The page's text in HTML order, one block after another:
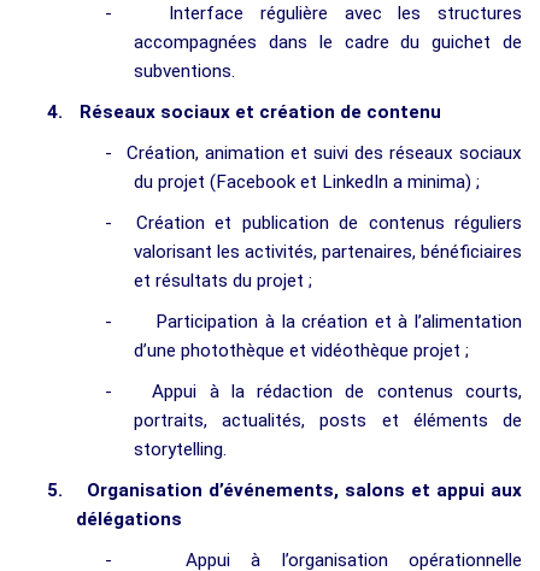
-
Interface régulière avec les structures
accompagnées dans le cadre du guichet de
subventions.
4.
Réseaux sociaux et création de contenu
-
Création, animation et suivi des réseaux sociaux
du projet (Facebook et LinkedIn a minima) ;
-
Création et publication de contenus réguliers
valorisant les activités, partenaires, bénéficiaires
et résultats du projet ;
-
Participation à la création et à l’alimentation
d’une photothèque et vidéothèque projet ;
-
Appui à la rédaction de contenus courts,
portraits, actualités, posts et éléments de
storytelling.
5.
Organisation d’événements, salons et appui aux
délégations
-
Appui à l’organisation opérationnelle